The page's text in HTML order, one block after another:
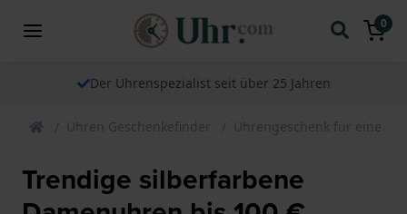
0
Der Uhrenspezialist seit über 25 Jahren
Uhren Geschenkefinder Uhrengeschenk für eine
Trendige silberfarbene